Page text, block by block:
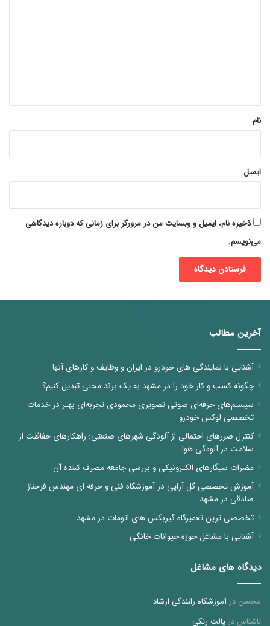
نام
ایمیل
ذخیره نام، ایمیل و وبسایت من در مرورگر برای زمانی که دوباره دیدگاهی
می‌نویسم.
آخرین مطالب
آشنایی با نمایندگی های خودرو در ایران و وظایف و کارهای آنها
چگونه کسب و کار خود را در مشهد به یک برند محلی تبدیل کنیم؟
سیستم‌های حرفه‌ای صوتی تصویری محمودی تجربه‌ای بهتر در خدمات
تخصصی لوکس خودرو
کنترل ضررهای احتمالی از آلودگی شهرهای صنعتی: راهکارهای حفاظت از
سلامت در آلودگی هوا
مضرات سیگارهای الکترونیکی و بررسی جامعه مصرف کننده آن
آموزش تخصصی گل آرایی در آموزشگاه فنی و حرفه ای مهندس فرحناز
صادقی در مشهد
تخصصی ترین تعمیرگاه گیربکس های اتومات در مشهد
آشنایی با مشاغل حوزه حیوانات خانگی
دیدگاه های مشاغل
محسن درآموزشگاه رانندگی ارشاد
ناشناس درپالت رنگی